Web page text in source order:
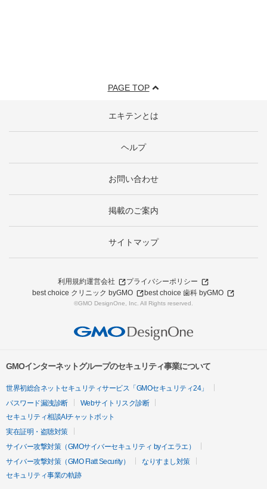
PAGE TOP
エキテンとは
ヘルプ
お問い合わせ
掲載のご案内
サイトマップ
利用規約運営会社
プライバシーポリシー
best choice クリニック byGMO
best choice 歯科 byGMO
©GMO DesignOne, Inc. All Rights reserved.
GMOインターネットグループのセキュリティ事業について
世界初総合ネットセキュリティサービス「GMOセキュリティ24」
パスワード漏洩診断
Webサイトリスク診断
セキュリティ相談AIチャットボット
実在証明・盗聴対策
サイバー攻撃対策（GMOサイバーセキュリティ byイエラエ）
サイバー攻撃対策（GMO Flatt Security）
なりすまし対策
セキュリティ事業の軌跡